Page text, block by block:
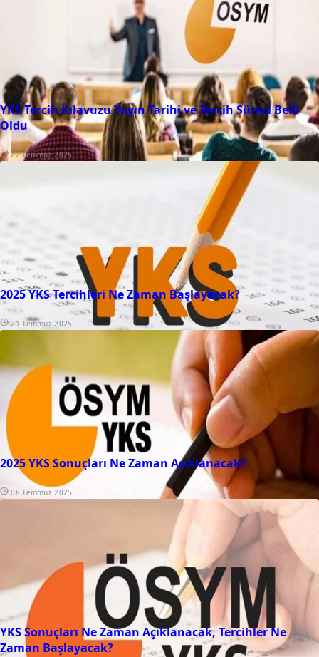
YKS Tercih Kılavuzu Yayın Tarihi ve Tercih Süreci Belli
Oldu
22 Temmuz 2025
2025 YKS Tercihleri Ne Zaman Başlayacak?
21 Temmuz 2025
2025 YKS Sonuçları Ne Zaman Açıklanacak?
08 Temmuz 2025
YKS Sonuçları Ne Zaman Açıklanacak, Tercihler Ne
Zaman Başlayacak?